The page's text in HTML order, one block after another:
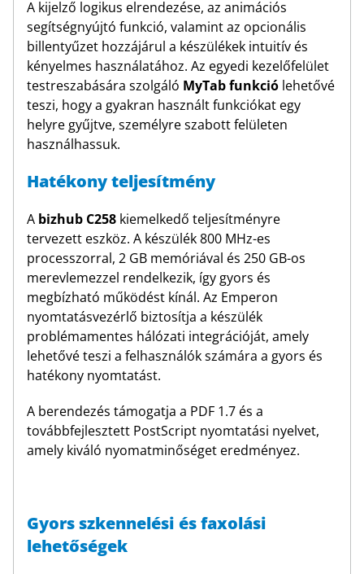
A kijelző logikus elrendezése, az animációs
segítségnyújtó funkció, valamint az opcionális
billentyűzet hozzájárul a készülékek intuitív és
kényelmes használatához. Az egyedi kezelőfelület
testreszabására szolgáló MyTab funkció lehetővé
teszi, hogy a gyakran használt funkciókat egy
helyre gyűjtve, személyre szabott felületen
használhassuk.
Hatékony teljesítmény
A bizhub C258 kiemelkedő teljesítményre
tervezett eszköz. A készülék 800 MHz-es
processzorral, 2 GB memóriával és 250 GB-os
merevlemezzel rendelkezik, így gyors és
megbízható működést kínál. Az Emperon
nyomtatásvezérlő biztosítja a készülék
problémamentes hálózati integrációját, amely
lehetővé teszi a felhasználók számára a gyors és
hatékony nyomtatást.
A berendezés támogatja a PDF 1.7 és a
továbbfejlesztett PostScript nyomtatási nyelvet,
amely kiváló nyomatminőséget eredményez.
Gyors szkennelési és faxolási
lehetőségek